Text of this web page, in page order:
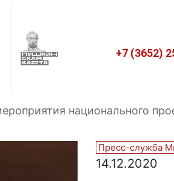
+7 (3652)
национального
Пресс-служба
14.12.2020